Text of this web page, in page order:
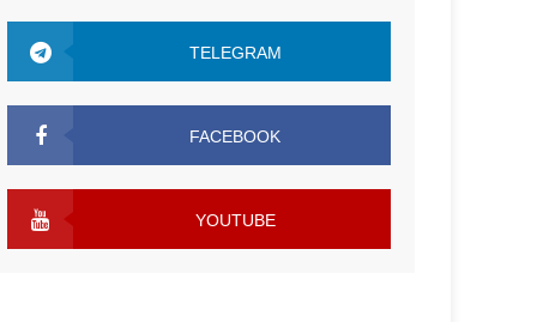
TELEGRAM
FACEBOOK
YOUTUBE